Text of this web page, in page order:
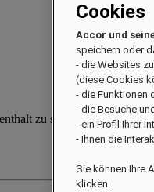
zu sparen und exklusive
Cookies
Accor und
speichern oder
- die Websites
(diese Cookies
- die Funktionen
- die Besuche
- ein Profil Ihrer
- Ihnen die
Sie können Ihre
klicken.